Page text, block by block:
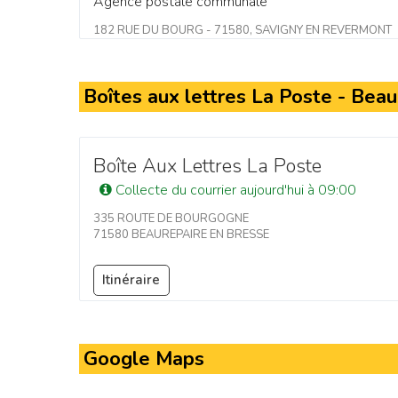
182 RUE DU BOURG - 71580, SAVIGNY EN REVERMONT
Boîtes aux lettres La Poste -
Boîte Aux Lettres La Poste
Collecte du courrier aujourd'hui à 09:00
335 ROUTE DE BOURGOGNE
71580 BEAUREPAIRE EN BRESSE
Itinéraire
Google Maps